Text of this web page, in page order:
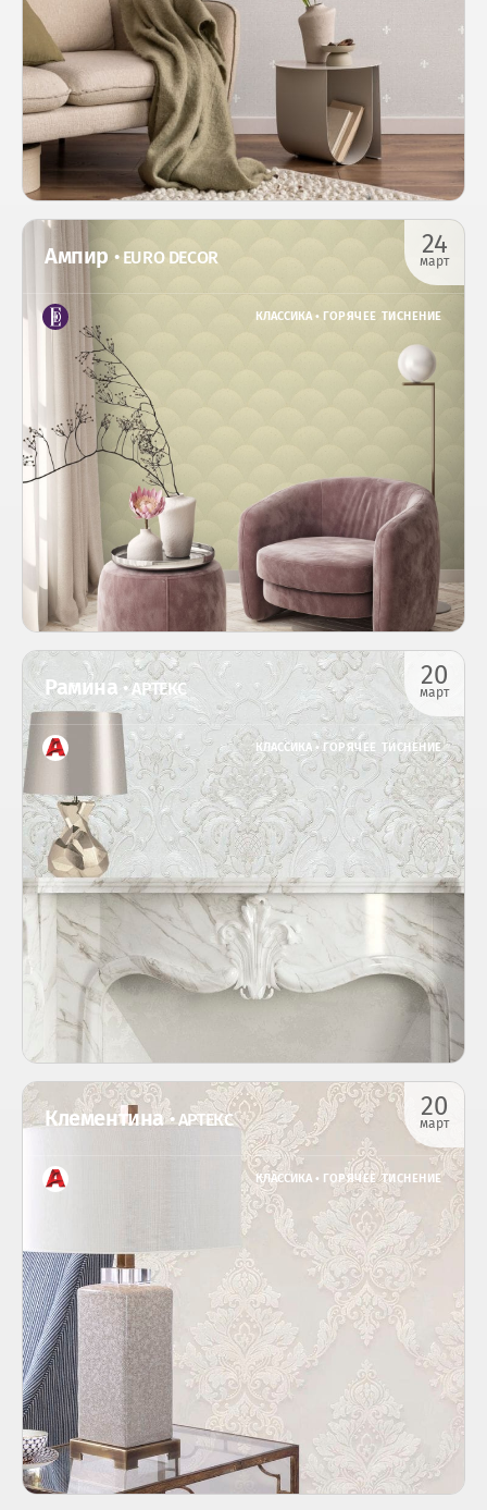
24
март
Ампир • EURO DECOR
КЛАССИКА • ГОРЯЧЕЕ ТИСНЕНИЕ
20
март
Рамина• АРТЕКС
КЛАССИКА • ГОРЯЧЕЕ ТИСНЕНИЕ
20
март
Клементина• АРТЕКС
КЛАССИКА • ГОРЯЧЕЕ ТИСНЕНИЕ